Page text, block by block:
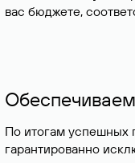
вас бюджете,
По итогам успешных
гарантированно